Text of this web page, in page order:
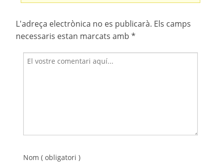
L'adreça electrònica no es publicarà. Els camps
necessaris estan marcats amb *
Nom ( obligatori )